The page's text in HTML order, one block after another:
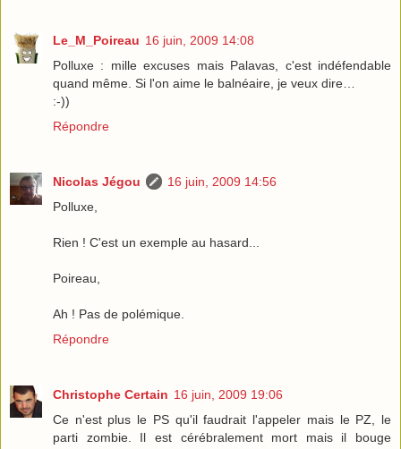
Le_M_Poireau 16 juin, 2009 14:08
Polluxe : mille excuses mais Palavas, c'est indéfendable
quand même. Si l'on aime le balnéaire, je veux dire…
:-))
Répondre
Nicolas Jégou
16 juin, 2009 14:56
Polluxe,
Rien ! C'est un exemple au hasard...
Poireau,
Ah ! Pas de polémique.
Répondre
Christophe Certain 16 juin, 2009 19:06
Ce n'est plus le PS qu'il faudrait l'appeler mais le PZ, le
parti zombie. Il est cérébralement mort mais il bouge